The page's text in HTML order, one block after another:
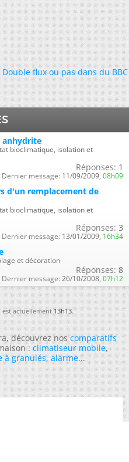
Double flux ou pas dans du BBC
anhydrite
bioclimatique, isolation et
Réponses: 1
Dernier message: 11/09/2009, 08h09
d'un remplacement de
bioclimatique, isolation et
Réponses: 3
Dernier message: 13/01/2009, 16h34
et décoration
Réponses: 8
Dernier message: 26/10/2008, 07h12
est actuellement13h13.
découvrez noscomparatifs
:climatiseur mobile,
à granulés,alarme...